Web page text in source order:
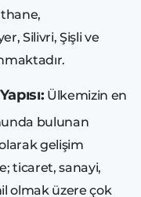
Silivri, Şişli ve
Ülkemizin en
bulunan
gelişim
ticaret, sanayi,
olmak üzere çok